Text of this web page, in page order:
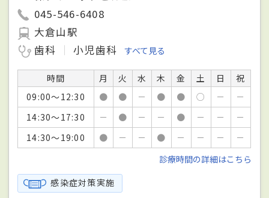
045-546-6408
大倉山駅
歯科
小児歯科 すべて見る
時間 月 火 水 木 金 土 日
祝
09:00～12:30
● ● － ● ● ○ －
－
14:30～17:30
－ ● － － ● － －
－
14:30～19:00
● － － ● － － －
－
診療時間の詳細はこちら
感染症対策実施